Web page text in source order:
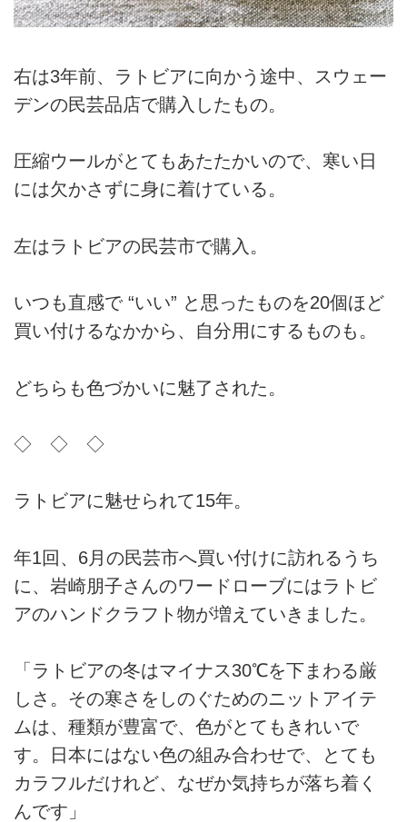
右は3年前、ラトビアに向かう途中、スウェー
デンの民芸品店で購入したもの。
圧縮ウールがとてもあたたかいので、寒い日
には欠かさずに身に着けている。
左はラトビアの民芸市で購入。
いつも直感で “いい” と思ったものを20個ほど
買い付けるなかから、自分用にするものも。
どちらも色づかいに魅了された。
◇ ◇ ◇
ラトビアに魅せられて15年。
年1回、6月の民芸市へ買い付けに訪れるうち
に、岩崎朋子さんのワードローブにはラトビ
アのハンドクラフト物が増えていきました。
「ラトビアの冬はマイナス30℃を下まわる厳
しさ。その寒さをしのぐためのニットアイテ
ムは、種類が豊富で、色がとてもきれいで
す。日本にはない色の組み合わせで、とても
カラフルだけれど、なぜか気持ちが落ち着く
んです」